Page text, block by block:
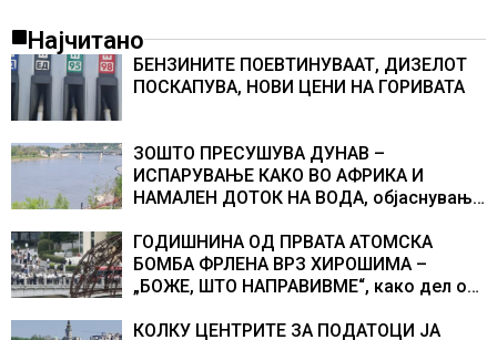
Најчитано
БЕНЗИНИТЕ ПОЕВТИНУВААТ, ДИЗЕЛОТ
ПОСКАПУВА, НОВИ ЦЕНИ НА ГОРИВАТА
ЗОШТО ПРЕСУШУВА ДУНАВ –
ИСПАРУВАЊЕ КАКО ВО АФРИКА И
НАМАЛЕН ДОТОК НА ВОДА, објаснување
ГОДИШНИНА ОД ПРВАТА АТОМСКА
БОМБА ФРЛЕНА ВРЗ ХИРОШИМА –
„БОЖЕ, ШТО НАПРАВИВМЕ“, како дел од
учесниците во бомбардирањето го
КОЛКУ ЦЕНТРИТЕ ЗА ПОДАТОЦИ ЈА